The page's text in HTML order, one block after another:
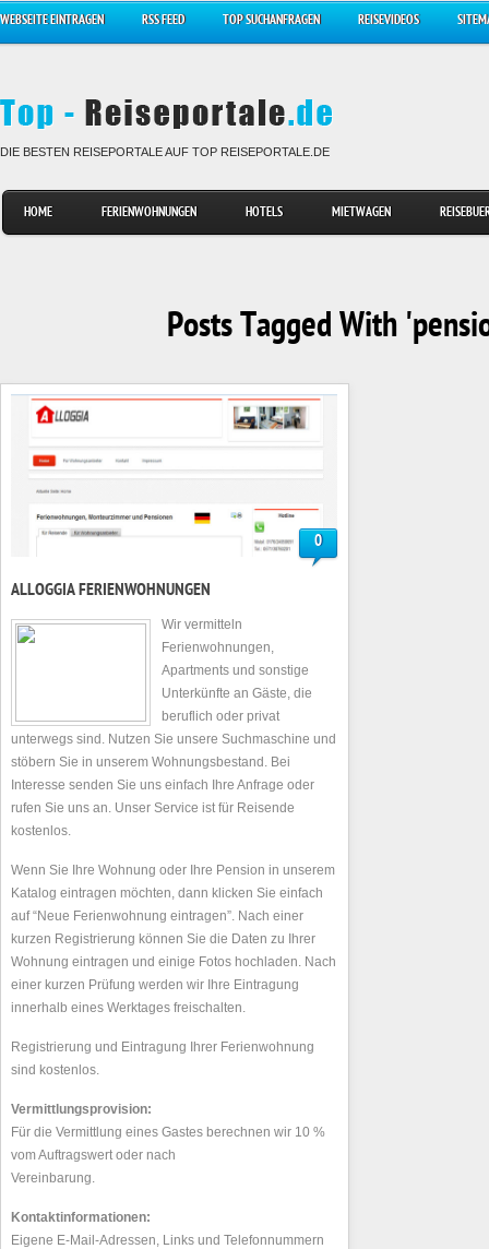
WEBSEITE EINTRAGEN RSS FEED TOP SUCHANFRAGEN REISEVIDEOS
DIE BESTEN REISEPORTALE AUF TOP REISEPORTALE.DE
HOME FERIENWOHNUNGEN HOTELS MIETWAGEN
Posts Tagged With
0
ALLOGGIA FERIENWOHNUNGEN
Wir vermitteln
Ferienwohnungen,
Apartments und sonstige
Unterkünfte an Gäste, die
beruflich oder privat
unterwegs sind. Nutzen Sie unsere Suchmaschine und
stöbern Sie in unserem Wohnungsbestand. Bei
Interesse senden Sie uns einfach Ihre Anfrage oder
rufen Sie uns an. Unser Service ist für Reisende
kostenlos.
Wenn Sie Ihre Wohnung oder Ihre Pension in unserem
Katalog eintragen möchten, dann klicken Sie einfach
auf “Neue Ferienwohnung eintragen”. Nach einer
kurzen Registrierung können Sie die Daten zu Ihrer
Wohnung eintragen und einige Fotos hochladen. Nach
einer kurzen Prüfung werden wir Ihre Eintragung
innerhalb eines Werktages freischalten.
Registrierung und Eintragung Ihrer Ferienwohnung
sind kostenlos.
Vermittlungsprovision:
Für die Vermittlung eines Gastes berechnen wir 10 %
vom Auftragswert oder nach
Vereinbarung.
Kontaktinformationen:
Eigene E-Mail-Adressen, Links und Telefonnummern